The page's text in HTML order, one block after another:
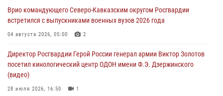
08 августа 2026, 07:00
В Москве росгвардейцы оказали помощь медикам и девушке с
08 августа 2026, 06:32 1
Врио командующего Северо-Кавказским округом Росгвардии
встретился с выпускниками военных вузов 2026 года
04 августа 2026, 05:00 2
Директор Росгвардии Герой России генерал армии Виктор Золотов
посетил кинологический центр ОДОН имени Ф.Э. Дзержинского
(видео)
28 июля 2026, 16:50 1